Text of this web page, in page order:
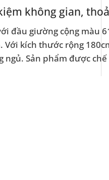
không gian,
đầu giường cộng màu
Với kích thước rộng
ngủ. Sản phẩm được